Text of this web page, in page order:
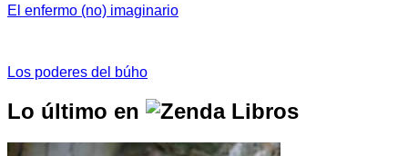
El enfermo (no) imaginario
Los poderes del búho
Lo último en